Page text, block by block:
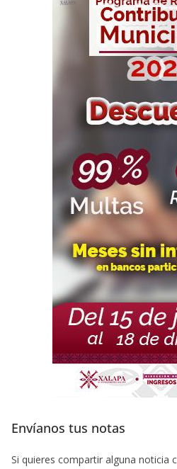
Envíanos tus notas
Si quieres compartir alguna noticia